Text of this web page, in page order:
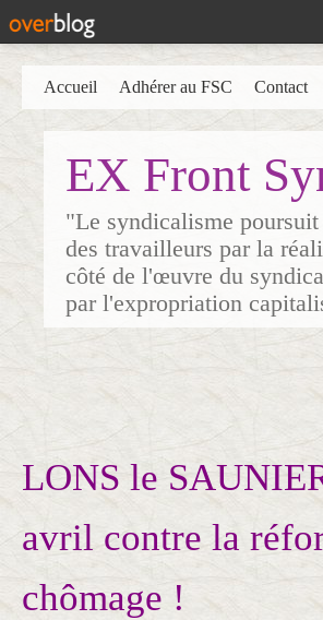
EX Front
"Le syndicalisme
des travailleurs par la
côté de l'œuvre du
par l'expropriation
Accueil Adhérer au FSC Contact
LONS le
avril contre la
chômage !